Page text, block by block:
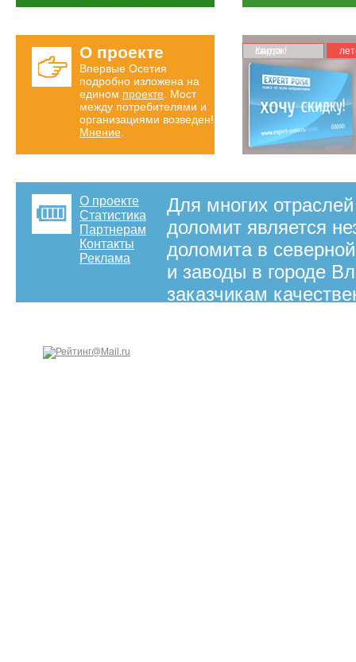
О проекте
Впервые Осетия
подробно изложена на
едином проекте . Мост
между потребителями и
организациями возведен!
Мнение
Карта скидок!
О проекте
Статистика
Партнерам
Контакты
Реклама
Для многих
доломит является
доломита в
и заводы в городе
заказчикам